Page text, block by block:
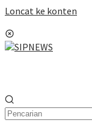
Loncat ke konten